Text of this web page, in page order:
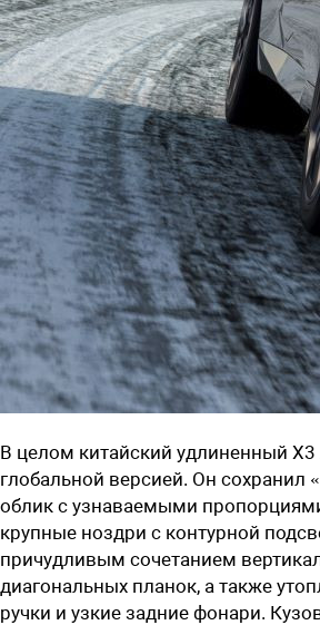
В целом китайский удлиненный X3
глобальной версией. Он сохранил
облик с узнаваемыми
крупные ноздри с контурной
причудливым сочетанием
диагональных планок, а также
ручки и узкие задние фонари.